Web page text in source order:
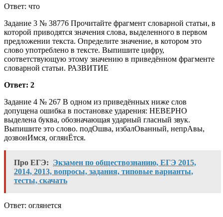
Ответ: что
Задание 3 № 38776 Прочитайте фрагмент словарной статьи, в
которой приводятся значения слова, выделенного в первом
предложении текста. Определите значение, в котором это
слово употреблено в тексте. Выпишите цифру,
соответствующую этому значению в приведённом фрагменте
словарной статьи. РАЗВИТИЕ
Ответ: 2
Задание 4 № 267 В одном из приведённых ниже слов
допущена ошибка в постановке ударения: НЕВЕРНО
выделена буква, обозначающая ударный гласный звук.
Выпишите это слово. подОшва, избалОванный, непрАвы,
дозвонИмся, оглянЁтся.
Про ЕГЭ: Экзамен по обществознанию, ЕГЭ 2015,
2014, 2013, вопросы, задания, типовые варианты,
тесты, скачать
Ответ: оглянется